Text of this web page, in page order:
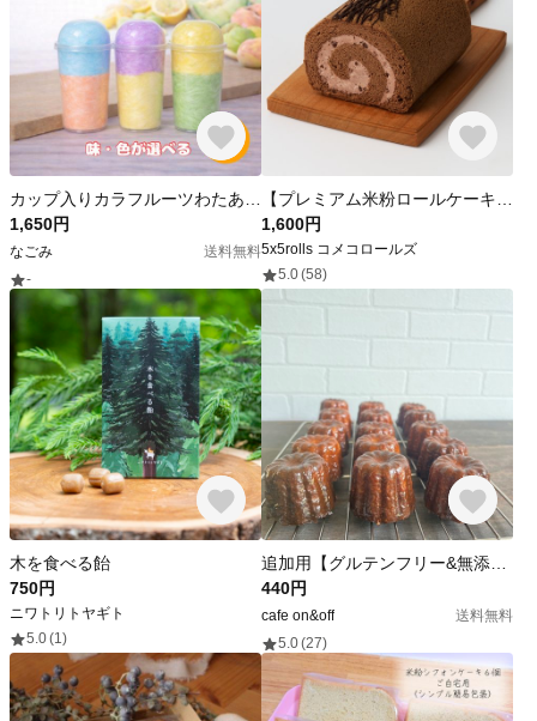
1,650円
なごみ
送料無料
-
1,600円
5x5rolls コメコロールズ
5.0(58)
木を食べる飴
750円
ニワトリトヤギト
5.0(1)
440円
cafe on&off
送料無料
5.0(27)